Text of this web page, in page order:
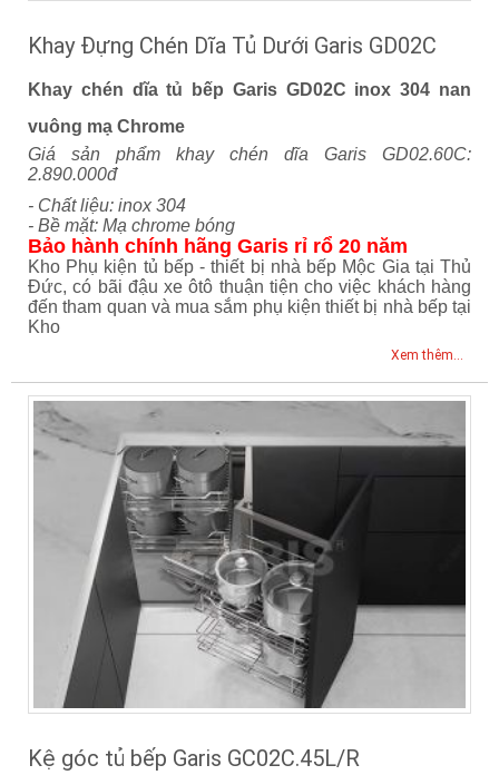
Khay Đựng Chén Dĩa Tủ Dưới Garis GD02C
Khay chén dĩa tủ bếp Garis GD02C inox 304 nan
vuông mạ Chrome
Giá sản phẩm khay chén dĩa Garis GD02.60C:
2.890.000đ
- Chất liệu: inox 304
- Bề mặt: Mạ chrome bóng
Bảo hành chính hãng Garis rỉ rổ 20 năm
Kho Phụ kiện tủ bếp - thiết bị nhà bếp Mộc Gia tại Thủ
Đức, có bãi đậu xe ôtô thuận tiện cho việc khách hàng
đến tham quan và mua sắm phụ kiện thiết bị nhà bếp tại
Kho
Xem thêm...
Kệ góc tủ bếp Garis GC02C.45L/R